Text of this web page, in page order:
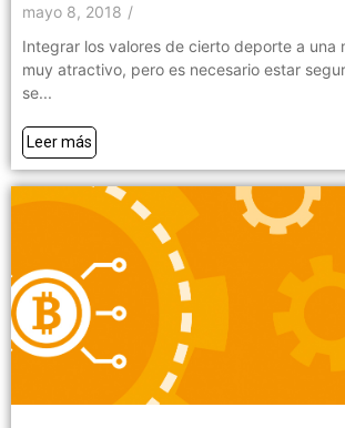
mayo 8, 2018 /
Integrar los valores de cierto deporte a una
muy atractivo, pero es necesario estar
se...
Leer más